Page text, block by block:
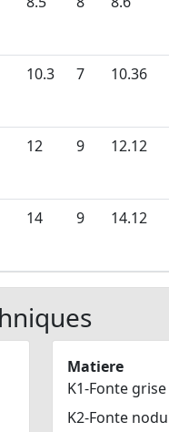
10.3 7 10.36
12 9 12.12
14 9 14.12
Matiere
K1-Fonte grise
K2-Fonte